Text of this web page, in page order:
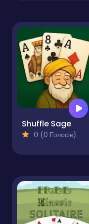
Shuffle Sage
0 (0 Голосів)